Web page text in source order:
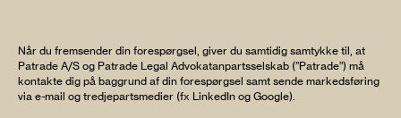
Når du fremsender din forespørgsel, giver du samtidig samtykke til, at
Patrade A/S og Patrade Legal Advokatanpartsselskab (”Patrade”) må
kontakte dig på baggrund af din forespørgsel samt sende markedsføring
via e-mail og tredjepartsmedier (fx LinkedIn og Google).